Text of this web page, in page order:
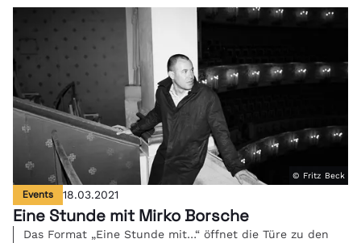
© Fritz Beck
Events 18.03.2021
Eine Stunde mit Mirko Borsche
Das Format „Eine Stunde mit…“ öffnet die Türe zu den